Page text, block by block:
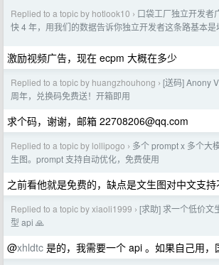
Replied to a topic by hotlook10 › 口袋工厂独立开发者
快 4 年，用我们的数据告诉你独立开发者这条路基本是
激励视频广告，现在 ecpm 大概在多少
Replied to a topic by huangzhouhong › [送码] Anony
周年，兑换码免费送！开箱即用
求个码，谢谢，邮箱 22708206@qq.com
Replied to a topic by lollipogo › 多个 prompt x 多个大
生图。prompt 支持自动优化，免费使用
之前看他就是免费的，缺点是文生图对中文支
Replied to a topic by xiaoli1999 › [求助] 求一个低价文
型 api 🙏
@xhldtc 是的，我需要一个 api 。如果自己用，